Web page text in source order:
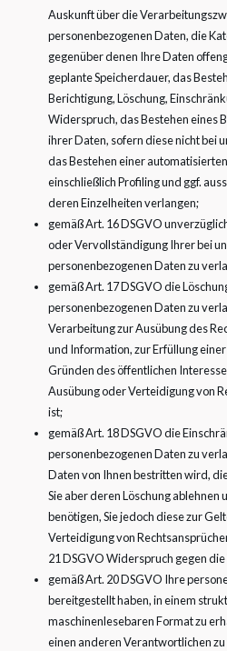
Auskunft über die
personenbezogenen Daten, die
gegenüber denen Ihre Daten
geplante Speicherdauer, das
Berichtigung, Löschung,
Widerspruch, das Bestehen eines
ihrer Daten, sofern diese nicht bei
das Bestehen einer
einschließlich Profiling und ggf.
deren Einzelheiten verlangen;
gemäß Art. 16 DSGVO
oder Vervollständigung Ihrer bei
personenbezogenen Daten zu
gemäß Art. 17 DSGVO die
personenbezogenen Daten zu
Verarbeitung zur Ausübung des
und Information, zur Erfüllung
Gründen des öffentlichen
Ausübung oder Verteidigung von
ist;
gemäß Art. 18 DSGVO die
personenbezogenen Daten zu
Daten von Ihnen bestritten wird,
Sie aber deren Löschung
benötigen, Sie jedoch diese zur
Verteidigung von
21 DSGVO Widerspruch gegen
gemäß Art. 20 DSGVO Ihre
bereitgestellt haben, in einem
maschinenlesebaren Format zu
einen anderen Verantwortlichen